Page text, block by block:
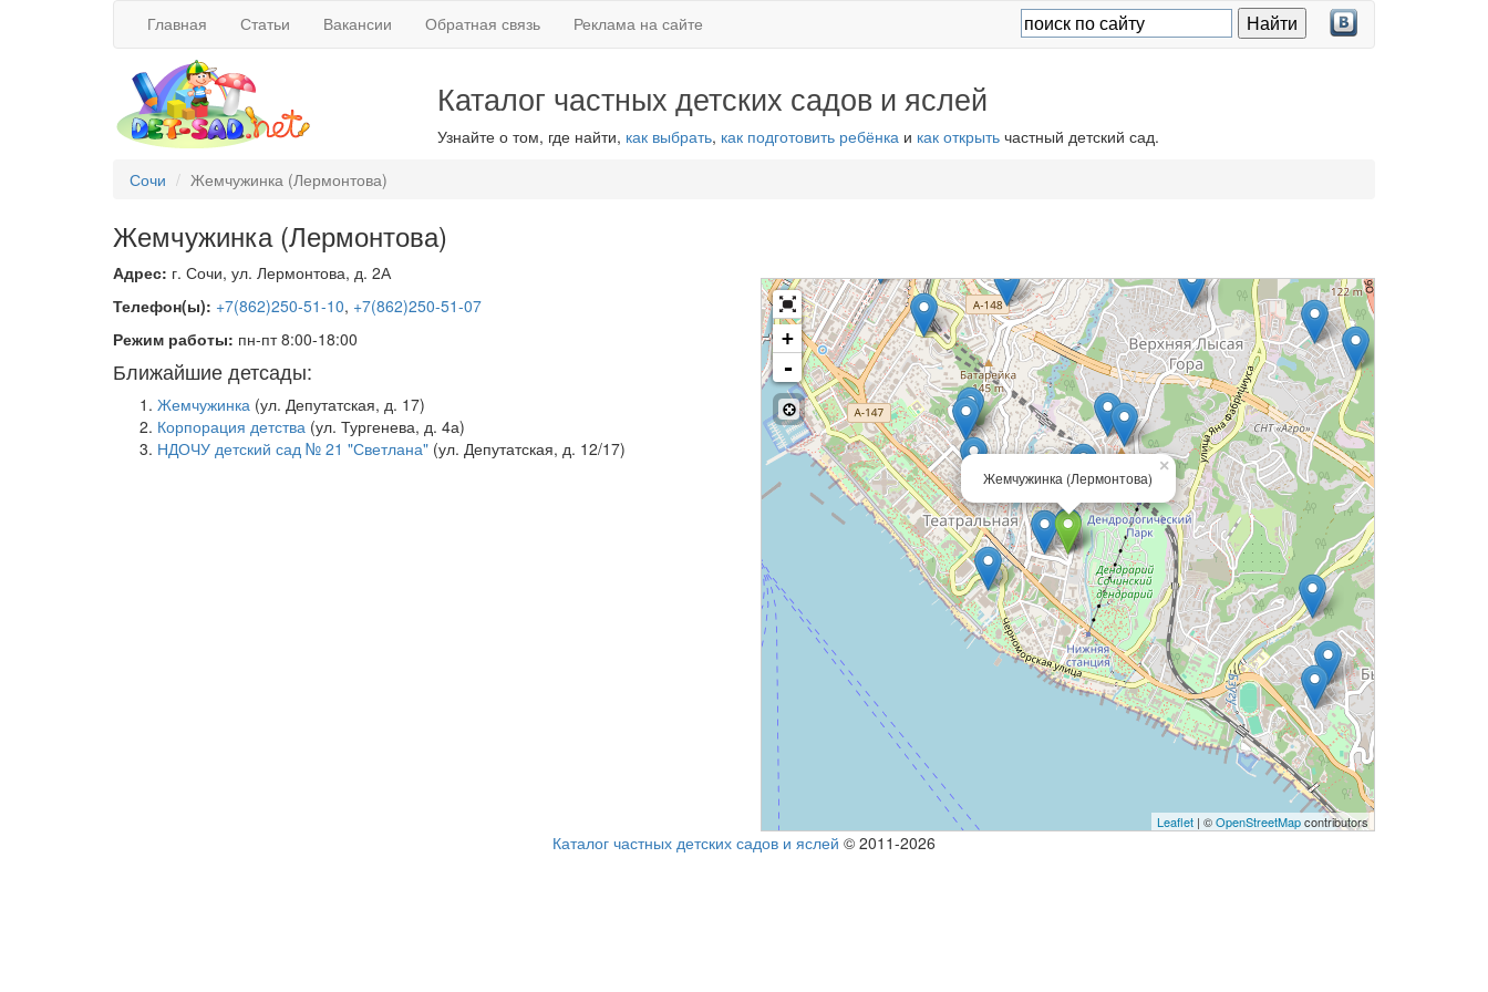
Главная Статьи Вакансии Обратная связь Реклама на сайте
Каталог частных детских садов и яслей
Узнайте о том, где найти, как выбрать, как подготовить ребёнкаи как открытьчастный детский сад.
Сочи
Жемчужинка (Лермонтова)
Жемчужинка (Лермонтова)
Адрес: г. Сочи, ул. Лермонтова, д. 2А
Телефон(ы): +7(862)250-51-10, +7(862)250-51-07
Режим работы: пн-пт 8:00-18:00
Ближайшие детсады:
Жемчужинка (ул. Депутатская, д. 17)
Корпорация детства (ул. Тургенева, д. 4а)
НДОЧУ детский сад № 21 "Светлана" (ул. Депутатская, д. 12/17)
×
Жемчужинка (Лермонтова)
+
-
Leaflet | ©OpenStreetMapcontributors
Каталог частных детских садов и яслей © 2011-2026